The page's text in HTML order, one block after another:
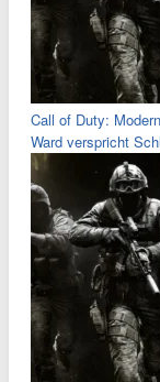
Call of Duty:
Ward verspricht